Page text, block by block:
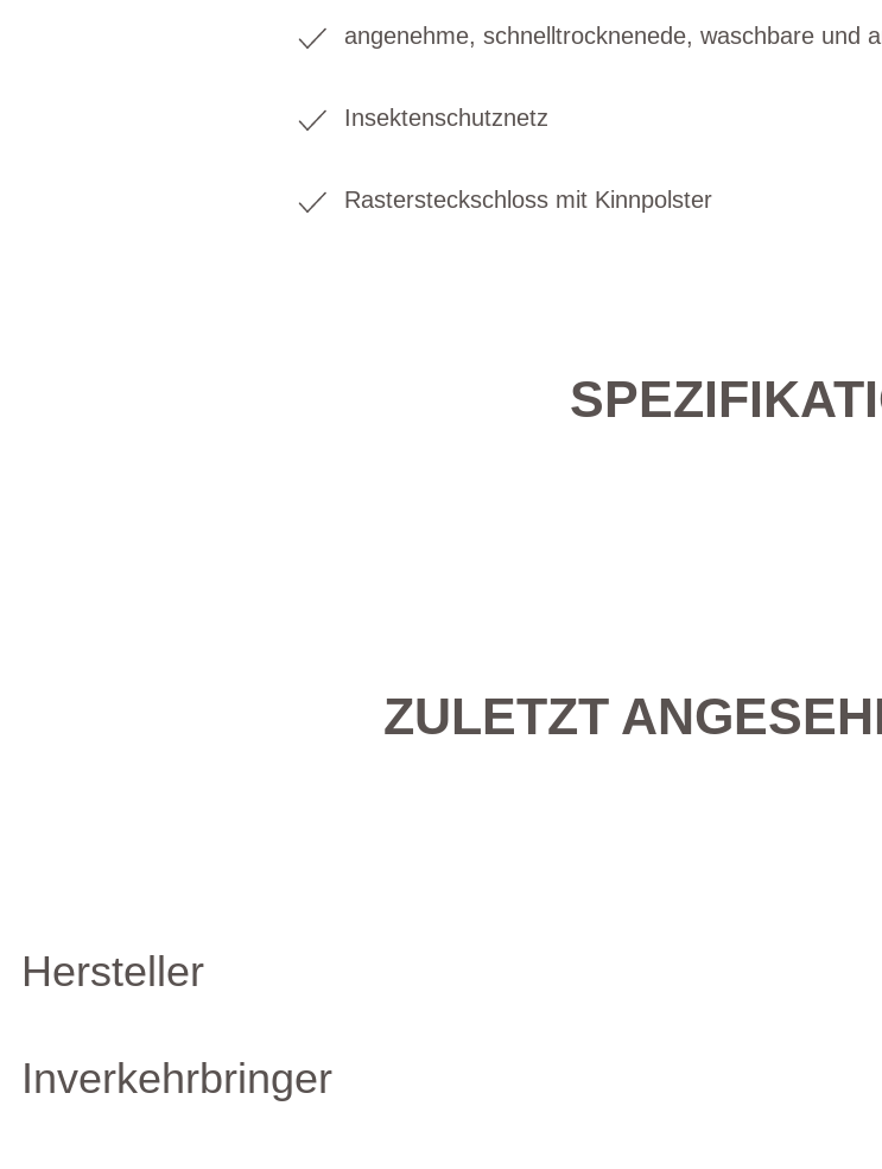
angenehme, schnelltrocknenede, waschbare und
Insektenschutznetz
Rastersteckschloss mit Kinnpolster
ZULETZT
Hersteller
Inverkehrbringer